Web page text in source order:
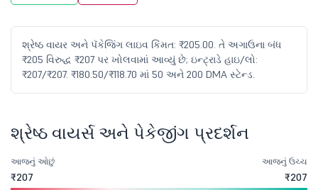
શ્રેષ્ઠ વાયર અને પૅકેજિંગ લાઇવ કિંમત: ₹205.00. તે અગાઉના બંધ
₹205 વિરુદ્ધ ₹207 પર ખોલવામાં આવ્યું છે; ઇન્ટ્રાડે હાઇ/લો:
₹207/₹207. ₹180.50/₹118.70 માં 50 અને 200 DMA સ્ટેન્ડ.
શ્રેષ્ઠ વાયર્સ અને પેકેજીંગ પ્રદર્શન
આજનું ઓછું
₹207
આજનું ઉચ્ચ
₹207